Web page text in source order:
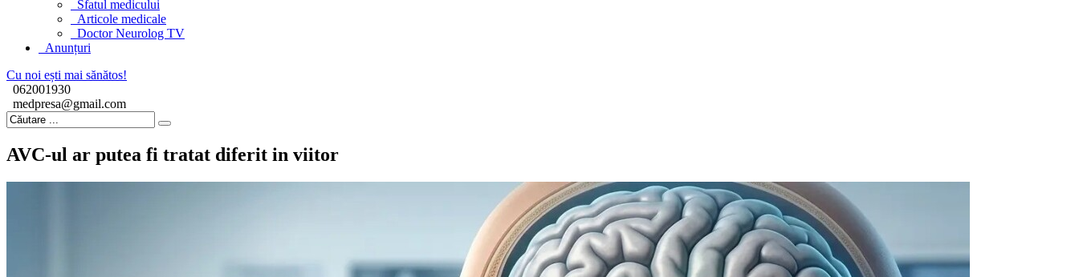
Sfatul medicului
Articole medicale
Doctor Neurolog TV
Anunțuri
Cu noi ești mai sănătos!
062001930
medpresa@gmail.com
AVC-ul ar putea fi tratat diferit in viitor